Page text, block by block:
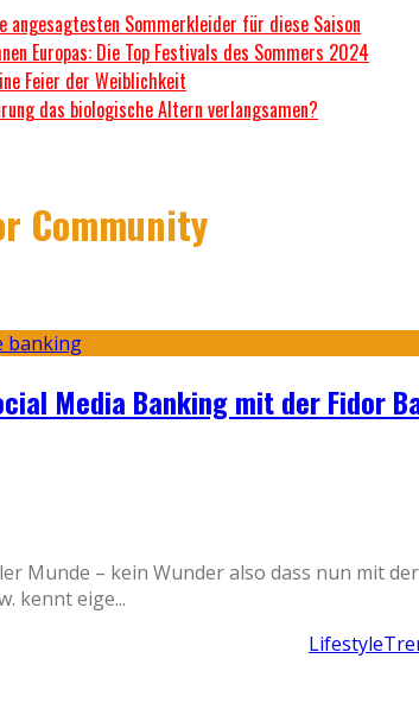
angesagtesten Sommerkleider für diese Saison
Europas: Die Top Festivals des Sommers 2024
Feier der Weiblichkeit
das biologische Altern verlangsamen?
Community
Media Banking mit der Fidor
Munde – kein Wunder also dass nun mit
kennt eige...